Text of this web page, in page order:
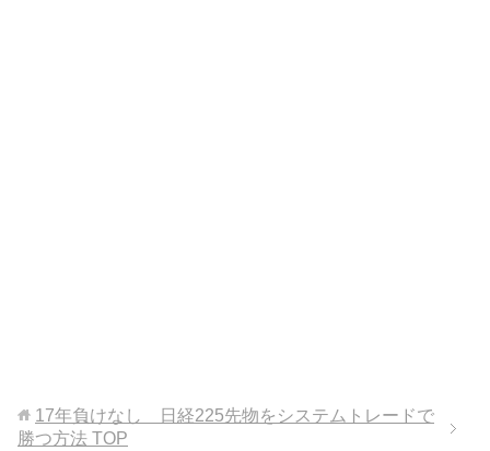
17年負けなし 日経225先物をシステムトレードで
勝つ方法 TOP